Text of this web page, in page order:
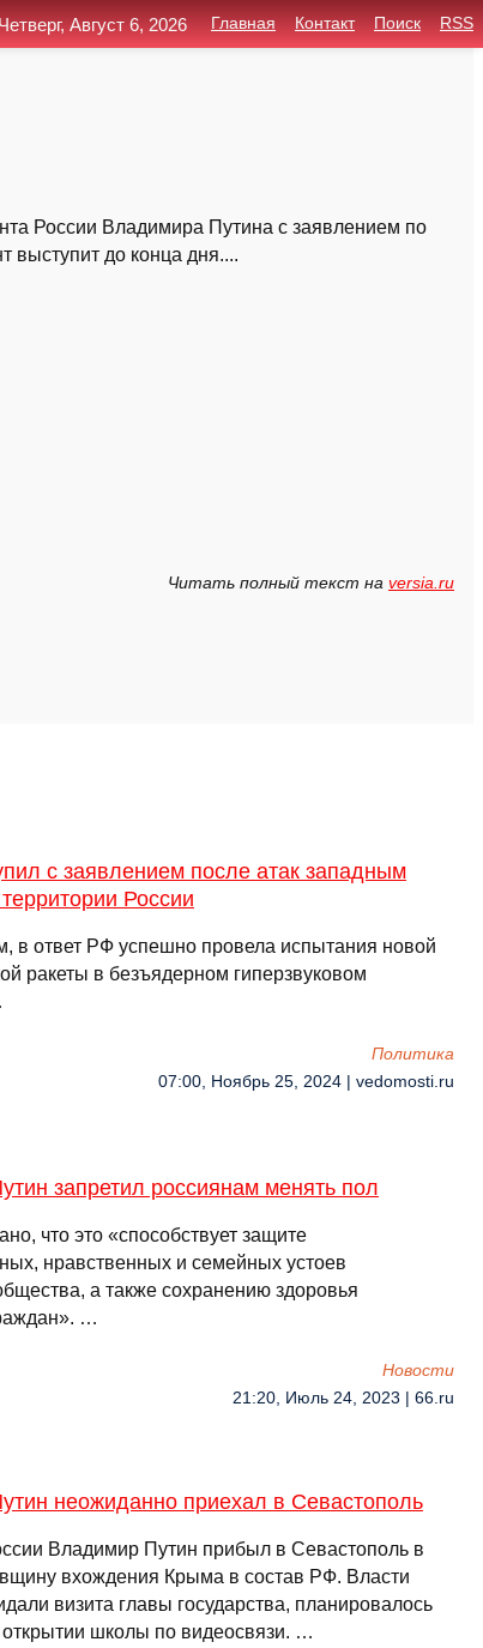
России Владимира Путина с заявлением по
выступит до конца дня....
Читать полный текст на versia.ru
с заявлением после атак западным
России
в ответ РФ успешно провела испытания новой
ракеты в безъядерном гиперзвуковом
Политика
07:00, Ноябрь 25, 2024 | vedomosti.ru
запретил россиянам менять пол
что это «способствует защите
нравственных и семейных устоев
а также сохранению здоровья
…
Новости
21:20, Июль 24, 2023 | 66.ru
неожиданно приехал в Севастополь
Владимир Путин прибыл в Севастополь в
вхождения Крыма в состав РФ. Власти
визита главы государства, планировалось
открытии школы по видеосвязи. …
Август 6, 2026 Главная Контакт Поиск RSS